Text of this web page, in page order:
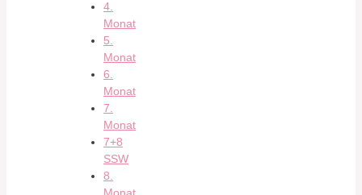
4.
Monat
5.
Monat
6.
Monat
7.
Monat
7+8
SSW
8.